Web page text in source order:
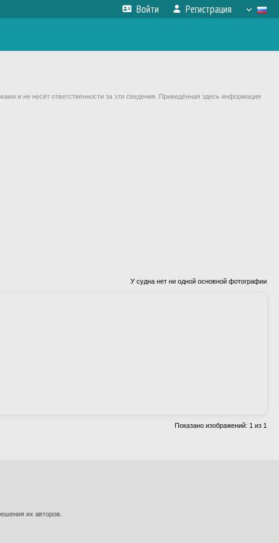
Войти Регистрация
и не несёт ответственности за эти сведения. Приведённая здесь информация
У судна нет ни одной основной фотографии
Показано изображений: 1 из 1
их авторов.